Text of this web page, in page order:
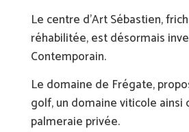
Le centre d’Art Sébastien,
réhabilitée, est désormais
Contemporain.
Le domaine de Frégate,
golf, un domaine viticole ainsi
palmeraie privée.